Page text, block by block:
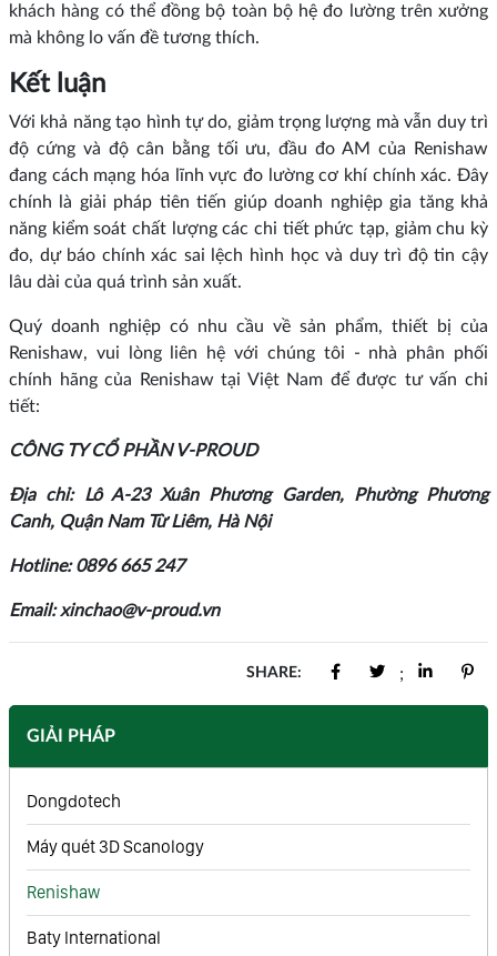
GIẢI PHÁP
Dongdotech
Máy quét 3D Scanology
Renishaw
Baty International
khách hàng có thể đồng bộ toàn bộ hệ đo lường trên xưởng
mà không lo vấn đề tương thích.
Kết luận
Với khả năng tạo hình tự do, giảm trọng lượng mà vẫn duy trì
độ cứng và độ cân bằng tối ưu, đầu đo AM của Renishaw
đang cách mạng hóa lĩnh vực đo lường cơ khí chính xác. Đây
chính là giải pháp tiên tiến giúp doanh nghiệp gia tăng khả
năng kiểm soát chất lượng các chi tiết phức tạp, giảm chu kỳ
đo, dự báo chính xác sai lệch hình học và duy trì độ tin cậy
lâu dài của quá trình sản xuất.
Quý doanh nghiệp có nhu cầu về sản phẩm, thiết bị của
Renishaw, vui lòng liên hệ với chúng tôi - nhà phân phối
chính hãng của Renishaw tại Việt Nam để được tư vấn chi
tiết:
CÔNG TY CỔ PHẦN V-PROUD
Địa chỉ: Lô A-23 Xuân Phương Garden, Phường Phương
Canh, Quận Nam Từ Liêm, Hà Nội
Hotline: 0896 665 247
Email: xinchao@v-proud.vn
SHARE: ;